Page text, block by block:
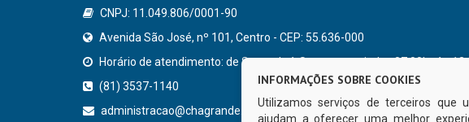
CNPJ: 11.049.806/0001-90
Avenida São José, nº 101, Centro - CEP: 55.636-000
Horário de atendimento: de Segunda à Sexta, a partir das 07:00hs às
(81) 3537-1140
administracao@chagrande.pe.gov.br
INFORMAÇÕES SOBRE COOKIES
Utilizamos serviços de terceiros que
ajudam a oferecer uma melhor